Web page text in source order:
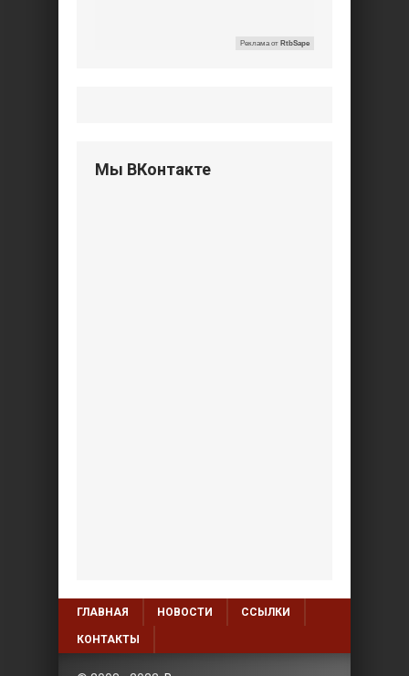
Реклама от RtbSape
Мы ВКонтакте
ГЛАВНАЯ НОВОСТИ ССЫЛКИ
КОНТАКТЫ